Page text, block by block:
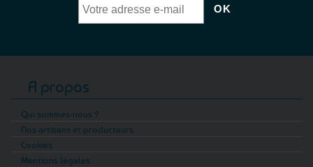
A propos
Qui sommes-nous ?
Nos artisans et producteurs
Cookies
Mentions légales